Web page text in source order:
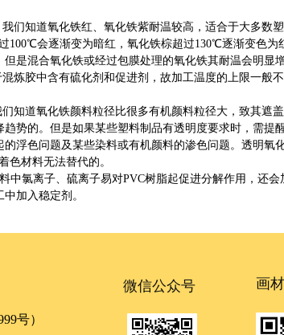
们知道氧化铁红、氧化铁紫耐温较高，适合于大多数
100℃会逐渐变为暗红，氧化铁棕超过130℃逐渐变色
是混合氧化铁或经过包膜处理的氧化铁其耐温会明显
炼胶中含有硫化剂和促进剂，故加工温度的上限一般
知道氧化铁颜料粒径比很多有机颜料粒径大，致其遮
势的。但是如果某些塑料制品有透明度要求时，需提
浮色问题及某些染料或有机颜料的渗色问题。透明氧
色材料无法替代的。
中氯离子、硫离子易对PVC树脂起促进分解作用，还
中加入稳定剂。
号）
微信公众号
画